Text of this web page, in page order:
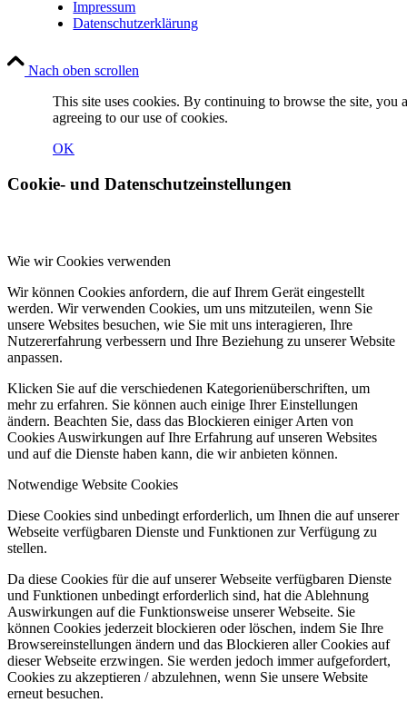
Impressum
Datenschutzerklärung
Nach oben scrollen
This site uses cookies. By continuing to browse the site, you
agreeing to our use of cookies.
OK
Cookie- und Datenschutzeinstellungen
Wie wir Cookies verwenden
Wir können Cookies anfordern, die auf Ihrem Gerät eingestellt
werden. Wir verwenden Cookies, um uns mitzuteilen, wenn Sie
unsere Websites besuchen, wie Sie mit uns interagieren, Ihre
Nutzererfahrung verbessern und Ihre Beziehung zu unserer Website
anpassen.
Klicken Sie auf die verschiedenen Kategorienüberschriften, um
mehr zu erfahren. Sie können auch einige Ihrer Einstellungen
ändern. Beachten Sie, dass das Blockieren einiger Arten von
Cookies Auswirkungen auf Ihre Erfahrung auf unseren Websites
und auf die Dienste haben kann, die wir anbieten können.
Notwendige Website Cookies
Diese Cookies sind unbedingt erforderlich, um Ihnen die auf unserer
Webseite verfügbaren Dienste und Funktionen zur Verfügung zu
stellen.
Da diese Cookies für die auf unserer Webseite verfügbaren Dienste
und Funktionen unbedingt erforderlich sind, hat die Ablehnung
Auswirkungen auf die Funktionsweise unserer Webseite. Sie
können Cookies jederzeit blockieren oder löschen, indem Sie Ihre
Browsereinstellungen ändern und das Blockieren aller Cookies auf
dieser Webseite erzwingen. Sie werden jedoch immer aufgefordert,
Cookies zu akzeptieren / abzulehnen, wenn Sie unsere Website
erneut besuchen.